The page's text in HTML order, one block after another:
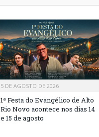
5 DE AGOSTO DE 2026
1ª Festa do Evangélico de Alto
Rio Novo acontece nos dias 14
e 15 de agosto